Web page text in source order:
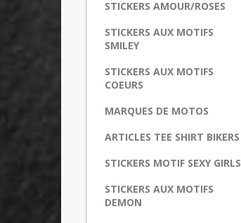
STICKERS AMOUR/ROSES
STICKERS AUX MOTIFS
SMILEY
STICKERS AUX MOTIFS
COEURS
MARQUES DE MOTOS
ARTICLES TEE SHIRT BIKERS
STICKERS MOTIF SEXY GIRLS
STICKERS AUX MOTIFS
DEMON